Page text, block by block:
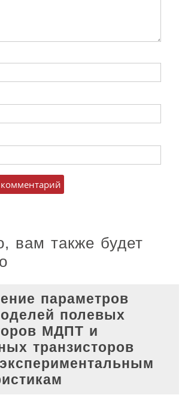
вам также будет
параметров
полевых
МДПТ и
транзисторов